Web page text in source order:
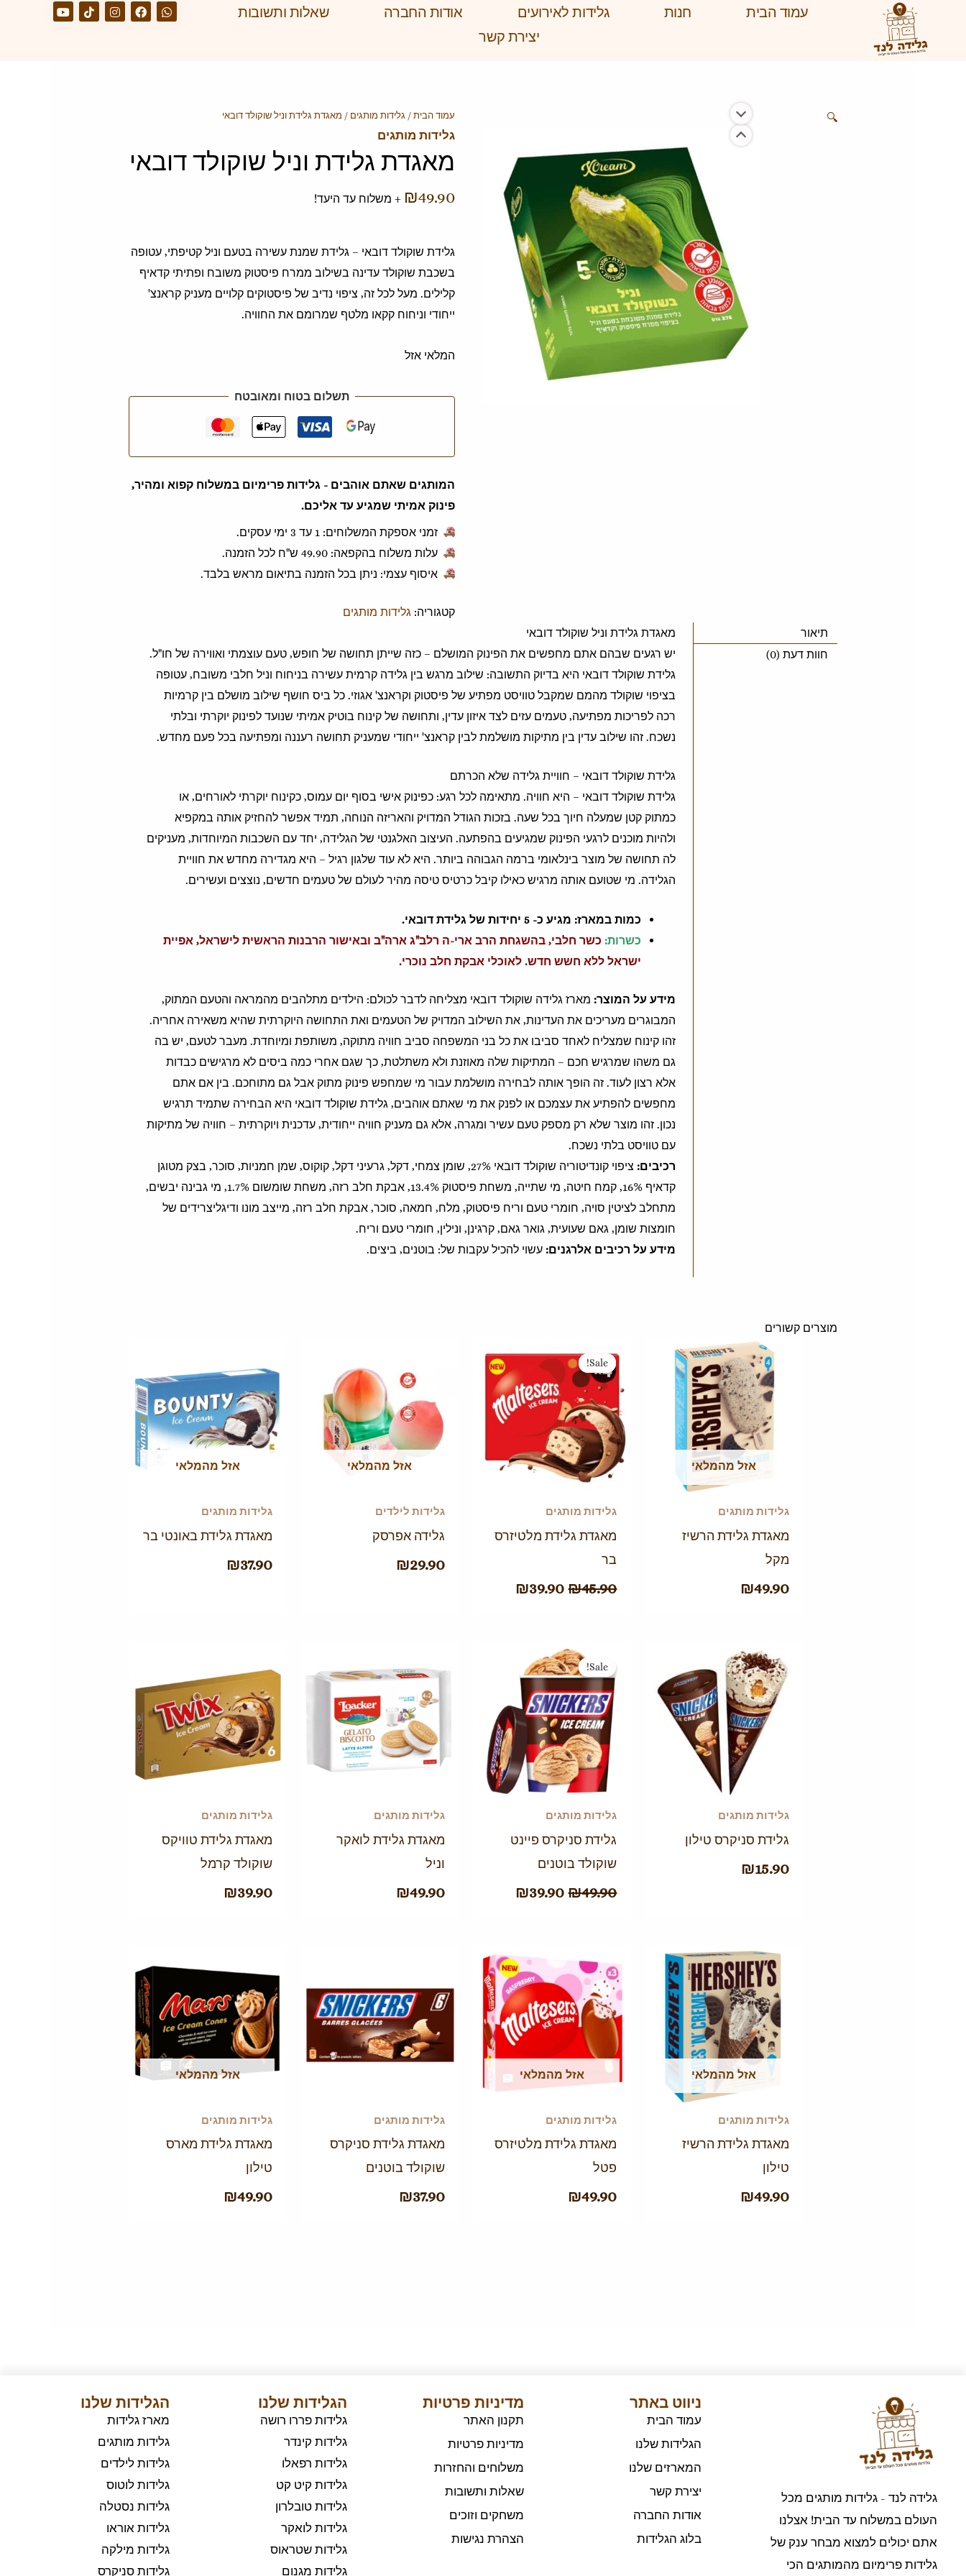
עמוד הבית חנות גלידות לאירועים אודות החברה
שאלות ותשובות
יצירת קשר
🔍 עמוד הבית / גלידות מותגים / מאגדת גלידת וניל שוקולד דובאי
גלידות מותגים
מאגדת גלידת וניל שוקולד דובאי
₪49.90 + משלוח עד היעד!
גלידת שוקולד דובאי – גלידת שמנת עשירה בטעם וניל קטיפתי, עטופה
בשכבת שוקולד עדינה בשילוב ממרח פיסטוק משובח ופתיתי קדאיף
קלילים. מעל לכל זה, ציפוי נדיב של פיסטוקים קלויים מעניק קראנצ'
ייחודי וניחוח קקאו מלטף שמרומם את החוויה.
המלאי אזל
תשלום בטוח ומאובטח
המותגים שאתם אוהבים - גלידות פרימיום במשלוח קפוא ומהיר,
פינוק אמיתי שמגיע עד אליכם.
זמני אספקת המשלוחים: 1 עד 3 ימי עסקים.
עלות משלוח בהקפאה: ‎49.90 ש"ח לכל הזמנה.
איסוף עצמי: ניתן בכל הזמנה בתיאום מראש בלבד.
קטגוריה: גלידות מותגים
תיאור
חוות דעת (0)
מאגדת גלידת וניל שוקולד דובאי
יש רגעים שבהם אתם מחפשים את הפינוק המושלם – כזה שייתן תחושה של חופש, טעם עוצמתי ואווירה של חו"ל.
גלידת שוקולד דובאי היא בדיוק התשובה: שילוב מרגש בין גלידה קרמית עשירה בניחוח וניל חלבי משובח, עטופה
בציפוי שוקולד מהמם שמקבל טוויסט מפתיע של פיסטוק וקראנצ' אגוזי. כל ביס חושף שילוב מושלם בין קרמיות
רכה לפריכות מפתיעה, טעמים עזים לצד איזון עדין, ותחושה של קינוח בוטיק אמיתי שנועד לפינוק יוקרתי ובלתי
נשכח. זהו שילוב עדין בין מתיקות מושלמת לבין קראנצ' ייחודי שמעניק תחושה רעננה ומפתיעה בכל פעם מחדש.
גלידת שוקולד דובאי – חוויית גלידה שלא הכרתם
גלידת שוקולד דובאי – היא חוויה. מתאימה לכל רגע: כפינוק אישי בסוף יום עמוס, כקינוח יוקרתי לאורחים, או
כמתוק קטן שמעלה חיוך בכל שעה. בזכות הגודל המדויק והאריזה הנוחה, תמיד אפשר להחזיק אותה במקפיא
ולהיות מוכנים לרגעי הפינוק שמגיעים בהפתעה. העיצוב האלגנטי של הגלידה, יחד עם השכבות המיוחדות, מעניקים
לה תחושה של מוצר בינלאומי ברמה הגבוהה ביותר. היא לא עוד שלגון רגיל – היא מגדירה מחדש את חוויית
הגלידה. מי שטועם אותה מרגיש כאילו קיבל כרטיס טיסה מהיר לעולם של טעמים חדשים, נוצצים ועשירים.
כמות במארז: מגיע כ- 5 יחידות של גלידת דובאי.
כשרות: כשר חלבי, בהשגחת הרב ארי-ה רלב"ג ארה"ב ובאישור הרבנות הראשית לישראל, אפיית
ישראל ללא חשש חדש. לאוכלי אבקת חלב נוכרי.
מידע על המוצר: מארז גלידה שוקולד דובאי מצליחה לדבר לכולם: הילדים מתלהבים מהמראה והטעם המתוק,
המבוגרים מעריכים את העדינות, את השילוב המדויק של הטעמים ואת התחושה היוקרתית שהיא משאירה אחריה.
זהו קינוח שמצליח לאחד סביבו את כל בני המשפחה סביב חוויה מתוקה, משותפת ומיוחדת. מעבר לטעם, יש בה
גם משהו שמרגיש חכם – המתיקות שלה מאוזנת ולא משתלטת, כך שגם אחרי כמה ביסים לא מרגישים כבדות
אלא רצון לעוד. זה הופך אותה לבחירה מושלמת עבור מי שמחפש פינוק מתוק אבל גם מתוחכם. בין אם אתם
מחפשים להפתיע את עצמכם או לפנק את מי שאתם אוהבים, גלידת שוקולד דובאי היא הבחירה שתמיד תרגיש
נכון. זהו מוצר שלא רק מספק טעם עשיר ומגרה, אלא גם מעניק חוויה ייחודית, עדכנית ויוקרתית – חוויה של מתיקות
עם טוויסט בלתי נשכח.
רכיבים:
ציפוי קונדיטוריה שוקולד דובאי 27%, שומן צמחי, דקל, גרעיני דקל, קוקוס, שמן חמניות, סוכר, בצק מטוגן
קדאיף 16%, קמח חיטה, מי שתייה, משחת פיסטוק 13.4%, אבקת חלב רזה, משחת שומשום 1.7%, מי גבינה יבשים,
מתחלב לציטין סויה, חומרי טעם וריח פיסטוק, מלח, חמאה, סוכר, אבקת חלב רזה, מייצב מונו ודיגליצרידים של
חומצות שומן, גאם שעועית, גואר גאם, קרגינן, ונילין, חומרי טעם וריח.
מידע על רכיבים אלרגנים: עשוי להכיל עקבות של: בוטנים, ביצים.
מוצרים קשורים
אזל מהמלאי
גלידות מותגים
מאגדת גלידת הרשיז
מקל
₪49.90
Sale!
Sale!
גלידות מותגים
מאגדת גלידת מלטיזרס
בר
₪45.90
המקורי
היה:
₪45.90.
₪39.90
הנוכחי
הוא:
₪39.90.
אזל מהמלאי
גלידות לילדים
גלידה אפרסק
₪29.90
אזל מהמלאי
גלידות מותגים
מאגדת גלידת באונטי בר
₪37.90
גלידות מותגים
גלידת סניקרס טילון
₪15.90
Sale!
Sale!
גלידות מותגים
גלידת סניקרס פיינט
שוקולד בוטנים
₪49.90
המחיר
המקורי
היה:
₪49.90.
₪39.90
₪39.90.
גלידות מותגים
מאגדת גלידת לואקר
וניל
₪49.90
גלידות מותגים
מאגדת גלידת טוויקס
שוקולד קרמל
₪39.90
אזל מהמלאי
גלידות מותגים
מאגדת גלידת הרשיז
טילון
₪49.90
אזל מהמלאי
גלידות מותגים
מאגדת גלידת מלטיזרס
פטל
₪49.90
גלידות מותגים
מאגדת גלידת סניקרס
שוקולד בוטנים
₪37.90
אזל מהמלאי
גלידות מותגים
מאגדת גלידת מארס
טילון
₪49.90
גלידה לנד - גלידות מותגים מכל
העולם במשלוח עד הבית! אצלנו
אתם יכולים למצוא מבחר ענק של
גלידות פרימיום מהמותגים הכי
ניווט באתר
עמוד הבית
הגלידות שלנו
המארזים שלנו
יצירת קשר
אודות החברה
בלוג הגלידות
מדיניות פרטיות
תקנון האתר
מדיניות פרטיות
משלוחים והחזרות
שאלות ותשובות
משחקים וזוכים
הצהרת נגישות
הגלידות שלנו
גלידות פררו רושה
גלידות קינדר
גלידות רפאלו
גלידות קיט קט
גלידות טובלרון
גלידות לואקר
גלידות שטראוס
גלידות מגנום
הגלידות שלנו
מארז גלידות
גלידות מותגים
גלידות לילדים
גלידות לוטוס
גלידות נסטלה
גלידות אוראו
גלידות מילקה
גלידות סניקרס